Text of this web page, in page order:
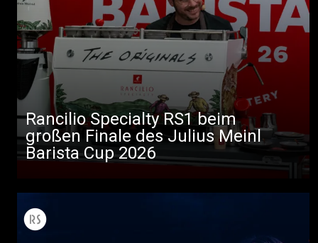
Rancilio Specialty RS1 beim
großen Finale des Julius Meinl
Barista Cup 2026
Alle
Herunterladen